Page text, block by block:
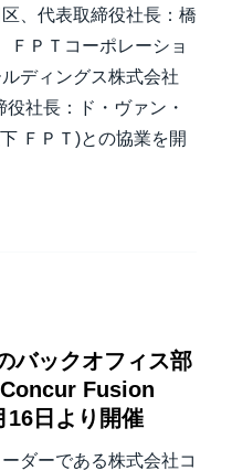
、代表取締役社長：橋
ＦＰＴコーポレーショ
ディングス株式会社
社長：ド・ヴァン・
ＦＰＴ)との協業を開
バックオフィス部
Fusion
16日より開催
ダーである株式会社コ